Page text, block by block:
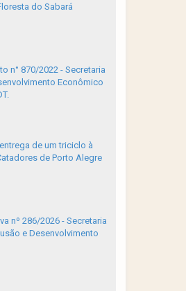
do Sabará
n° 870/2022 - Secretaria
Econômico
de um triciclo à
de Porto Alegre
nº 286/2026 - Secretaria
e Desenvolvimento